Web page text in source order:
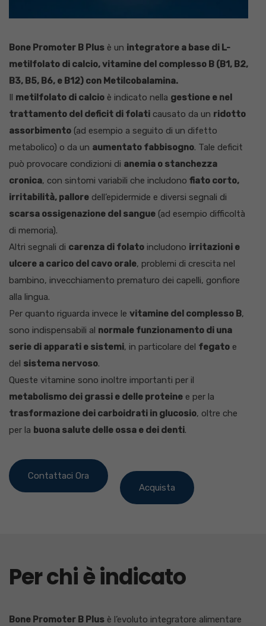
Bone Promoter B Plus è un integratore a base di L-
metilfolato di calcio, vitamine del complesso B (B1, B2,
B3, B5, B6, e B12) con Metilcobalamina.
Il metilfolato di calcio è indicato nella gestione e nel
trattamento del deficit di folati causato da un ridotto
assorbimento (ad esempio a seguito di un difetto
metabolico) o da un aumentato fabbisogno. Tale deficit
può provocare condizioni di anemia o stanchezza
cronica, con sintomi variabili che includono fiato corto,
irritabilità, pallore dell’epidermide e diversi segnali di
scarsa ossigenazione del sangue (ad esempio difficoltà
di memoria).
Altri segnali di carenza di folato includono irritazioni e
ulcere a carico del cavo orale, problemi di crescita nel
bambino, invecchiamento prematuro dei capelli, gonfiore
alla lingua.
Per quanto riguarda invece le vitamine del complesso B,
sono indispensabili al normale funzionamento di una
serie di apparati e sistemi, in particolare del fegato e
del sistema nervoso.
Queste vitamine sono inoltre importanti per il
metabolismo dei grassi e delle proteine e per la
trasformazione dei carboidrati in glucosio, oltre che
per la buona salute delle ossa e dei denti.
Contattaci Ora
Acquista
Per chi è indicato
Bone Promoter B Plus è l’evoluto integratore alimentare